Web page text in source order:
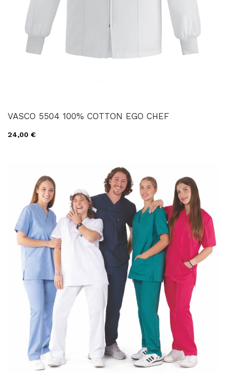
VASCO 5504 100% COTTON EGO CHEF
24,00 €